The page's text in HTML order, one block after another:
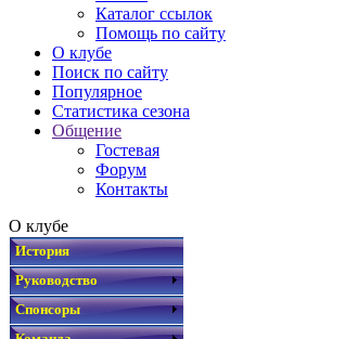
Каталог ссылок
Помощь по сайту
О клубе
Поиск по сайту
Популярное
Статистика сезона
Общение
Гостевая
Форум
Контакты
О клубе
История
Руководство
Спонсоры